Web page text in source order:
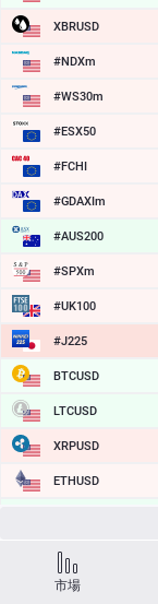
XBRUSD
#NDXm
#WS30m
#ESX50
#FCHI
#GDAXIm
#AUS200
#SPXm
#UK100
#J225
BTCUSD
LTCUSD
XRPUSD
ETHUSD
SOLUSD
TSLA
市場